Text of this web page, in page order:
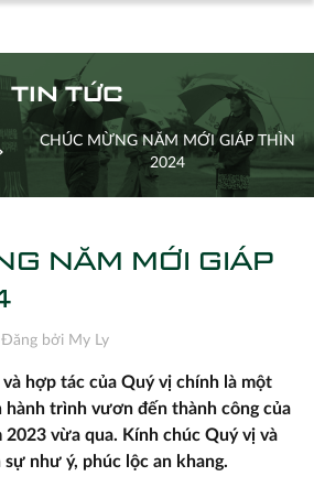
TIN TỨC
CHÚC MỪNG NĂM MỚI GIÁP THÌN
2024
NĂM MỚI GIÁP
Đăng bởi My Ly
hợp tác của Quý vị chính là một
hành trình vươn đến thành công của
2023 vừa qua. Kính chúc Quý vị và
như ý, phúc lộc an khang.